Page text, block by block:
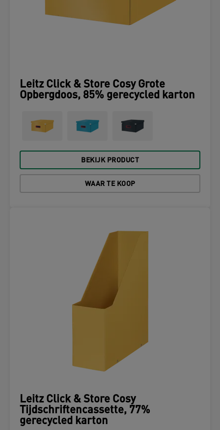
Leitz Click & Store Cosy Grote
Opbergdoos, 85% gerecycled karton
BEKIJK PRODUCT
WAAR TE KOOP
Leitz Click & Store Cosy
Tijdschriftencassette, 77%
gerecycled karton